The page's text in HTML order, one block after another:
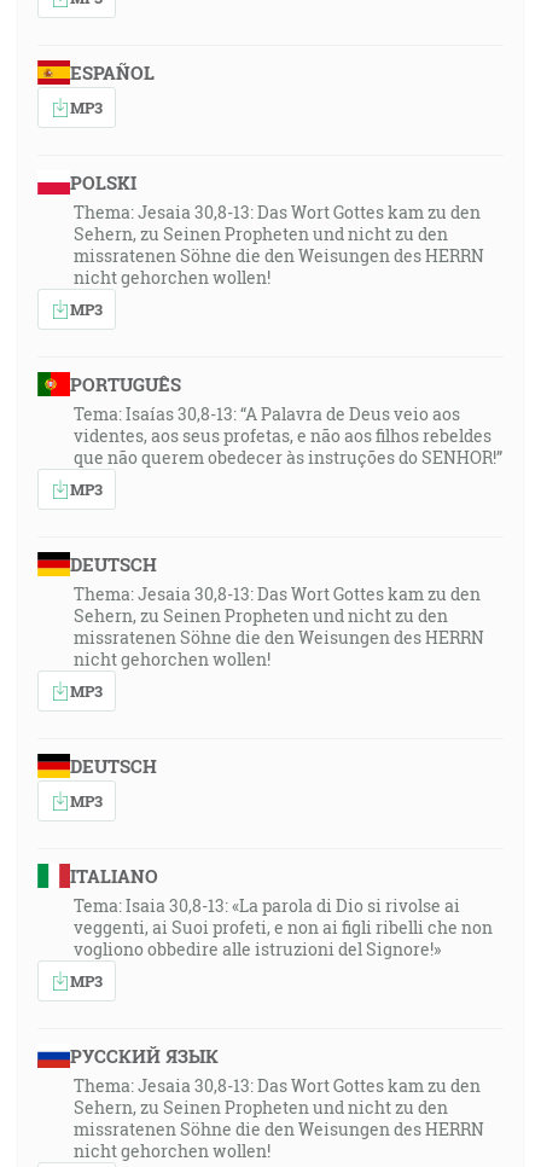
ESPAÑOL
MP3
POLSKI
Thema: Jesaia 30,8-13: Das Wort Gottes kam zu den
Sehern, zu Seinen Propheten und nicht zu den
missratenen Söhne die den Weisungen des HERRN
nicht gehorchen wollen!
MP3
PORTUGUÊS
Tema: Isaías 30,8-13: “A Palavra de Deus veio aos
videntes, aos seus profetas, e não aos filhos rebeldes
que não querem obedecer às instruções do SENHOR!”
MP3
DEUTSCH
Thema: Jesaia 30,8-13: Das Wort Gottes kam zu den
Sehern, zu Seinen Propheten und nicht zu den
missratenen Söhne die den Weisungen des HERRN
nicht gehorchen wollen!
MP3
DEUTSCH
MP3
ITALIANO
Tema: Isaia 30,8-13: «La parola di Dio si rivolse ai
veggenti, ai Suoi profeti, e non ai figli ribelli che non
vogliono obbedire alle istruzioni del Signore!»
MP3
РУССКИЙ ЯЗЫК
Thema: Jesaia 30,8-13: Das Wort Gottes kam zu den
Sehern, zu Seinen Propheten und nicht zu den
missratenen Söhne die den Weisungen des HERRN
nicht gehorchen wollen!